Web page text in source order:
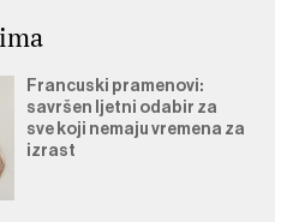
Francuski pramenovi:
savršen ljetni odabir za
sve koji nemaju vremena za
izrast